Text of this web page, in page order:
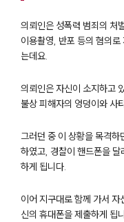
의뢰인은 성폭력 범죄의 처
이용촬영, 반포 등의 혐의
는데요.
의뢰인은 자신이 소지하고
불상 피해자의 엉덩이와 사
그러던 중 이 상황을 목격
하였고, 경찰이 핸드폰을
하게 됩니다.
이어 지구대로 함께 가서
신의 휴대폰을 제출하게 됩